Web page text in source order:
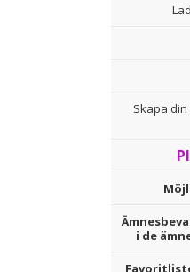
Skapa
i de